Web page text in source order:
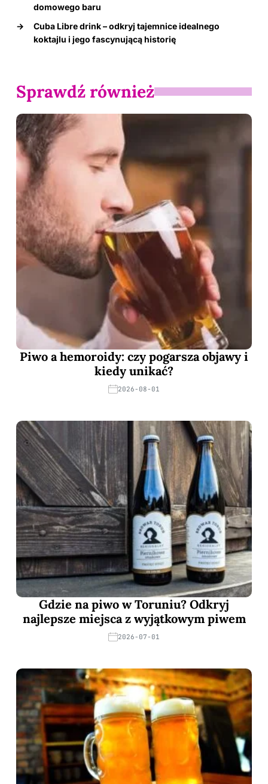
domowego baru
→
Cuba Libre drink – odkryj tajemnice idealnego
koktajlu i jego fascynującą historię
Sprawdź również
Piwo a hemoroidy: czy pogarsza objawy i
kiedy unikać?
2026-08-01
Gdzie na piwo w Toruniu? Odkryj
najlepsze miejsca z wyjątkowym piwem
2026-07-01